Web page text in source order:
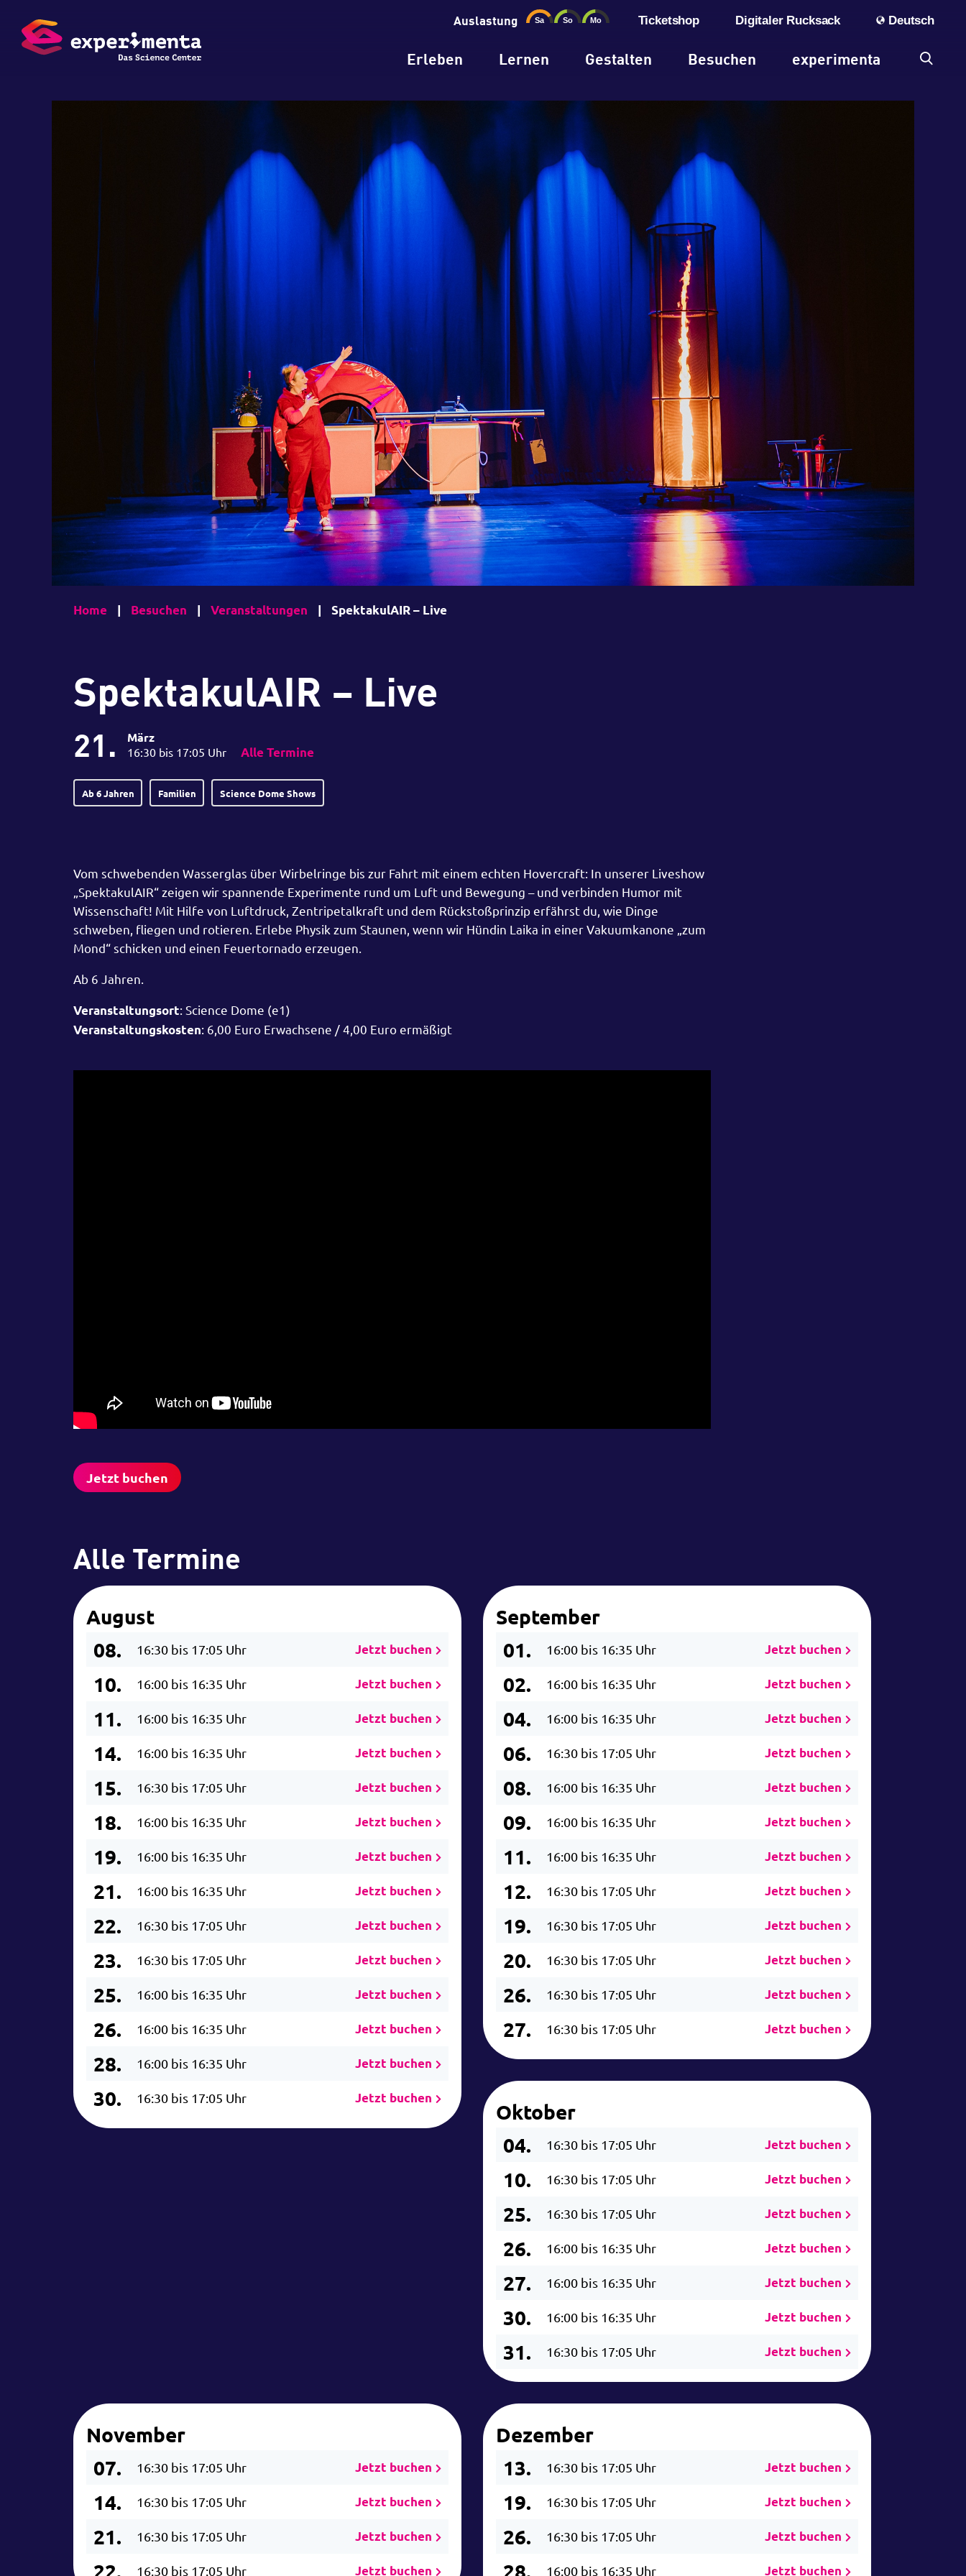
Auslastung Ticketshop Digitaler Rucksack Deutsch
Erleben Lernen Gestalten Besuchen experimenta
Home | Besuchen | Veranstaltungen | SpektakulAIR – Live
SpektakulAIR – Live
21. März
16:30 bis 17:05 Uhr Alle Termine
Ab 6 Jahren Familien Science Dome Shows
Vom schwebenden Wasserglas über Wirbelringe bis zur Fahrt mit einem echten Hovercraft: In unserer Liveshow
„SpektakulAIR“ zeigen wir spannende Experimente rund um Luft und Bewegung – und verbinden Humor mit
Wissenschaft! Mit Hilfe von Luftdruck, Zentripetalkraft und dem Rückstoßprinzip erfährst du, wie Dinge
schweben, fliegen und rotieren. Erlebe Physik zum Staunen, wenn wir Hündin Laika in einer Vakuumkanone „zum
Mond“ schicken und einen Feuertornado erzeugen.
Ab 6 Jahren.
Veranstaltungsort: Science Dome (e1)
Veranstaltungskosten: 6,00 Euro Erwachsene / 4,00 Euro ermäßigt
Jetzt buchen
Alle Termine
August
08.
16:30 bis 17:05 Uhr Jetzt buchen
10. 16:00 bis 16:35 Uhr Jetzt buchen
11. 16:00 bis 16:35 Uhr Jetzt buchen
14. 16:00 bis 16:35 Uhr Jetzt buchen
15. 16:30 bis 17:05 Uhr Jetzt buchen
18. 16:00 bis 16:35 Uhr Jetzt buchen
19. 16:00 bis 16:35 Uhr Jetzt buchen
21. 16:00 bis 16:35 Uhr Jetzt buchen
22. 16:30 bis 17:05 Uhr Jetzt buchen
23. 16:30 bis 17:05 Uhr Jetzt buchen
25. 16:00 bis 16:35 Uhr Jetzt buchen
26. 16:00 bis 16:35 Uhr Jetzt buchen
28. 16:00 bis 16:35 Uhr Jetzt buchen
30. 16:30 bis 17:05 Uhr Jetzt buchen
September
01.
16:00 bis 16:35 Uhr Jetzt buchen
02. 16:00 bis 16:35 Uhr Jetzt buchen
04. 16:00 bis 16:35 Uhr Jetzt buchen
06. 16:30 bis 17:05 Uhr Jetzt buchen
08. 16:00 bis 16:35 Uhr Jetzt buchen
09. 16:00 bis 16:35 Uhr Jetzt buchen
11. 16:00 bis 16:35 Uhr Jetzt buchen
12. 16:30 bis 17:05 Uhr Jetzt buchen
19. 16:30 bis 17:05 Uhr Jetzt buchen
20. 16:30 bis 17:05 Uhr Jetzt buchen
26. 16:30 bis 17:05 Uhr Jetzt buchen
27. 16:30 bis 17:05 Uhr Jetzt buchen
Oktober
04.
16:30 bis 17:05 Uhr Jetzt buchen
10. 16:30 bis 17:05 Uhr Jetzt buchen
25. 16:30 bis 17:05 Uhr Jetzt buchen
26. 16:00 bis 16:35 Uhr Jetzt buchen
27. 16:00 bis 16:35 Uhr Jetzt buchen
30. 16:00 bis 16:35 Uhr Jetzt buchen
31. 16:30 bis 17:05 Uhr Jetzt buchen
November
07.
16:30 bis 17:05 Uhr Jetzt buchen
14. 16:30 bis 17:05 Uhr Jetzt buchen
21. 16:30 bis 17:05 Uhr Jetzt buchen
22. 16:30 bis 17:05 Uhr Jetzt buchen
Dezember
13.
16:30 bis 17:05 Uhr Jetzt buchen
19. 16:30 bis 17:05 Uhr Jetzt buchen
26. 16:30 bis 17:05 Uhr Jetzt buchen
28. 16:00 bis 16:35 Uhr Jetzt buchen